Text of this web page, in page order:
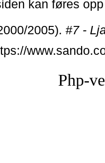
kan føres
2005). #7 -
Php-